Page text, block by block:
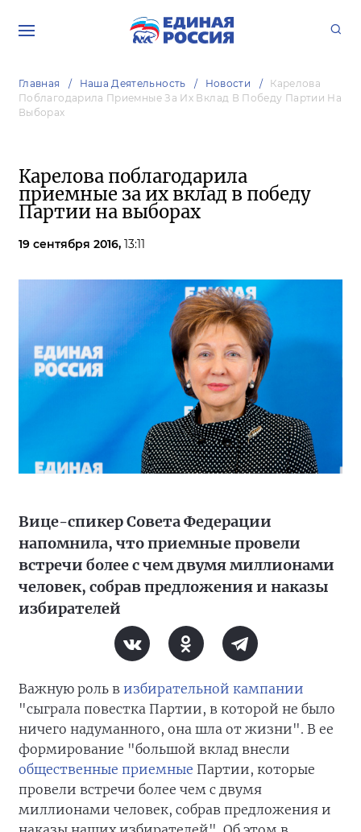
Главная Наша Деятельность Новости
Карелова
Поблагодарила Приемные За Их Вклад В Победу Партии На
Выборах
Карелова поблагодарила
приемные за их вклад в победу
Партии на выборах
19 сентября 2016, 13:11
Вице-спикер Совета Федерации
напомнила, что приемные провели
встречи более с чем двумя миллионами
человек, собрав предложения и наказы
избирателей
Важную роль в избирательной кампании
"сыграла повестка Партии, в которой не было
ничего надуманного, она шла от жизни". В ее
формирование "большой вклад внесли
общественные приемные Партии, которые
провели встречи более чем с двумя
миллионами человек, собрав предложения и